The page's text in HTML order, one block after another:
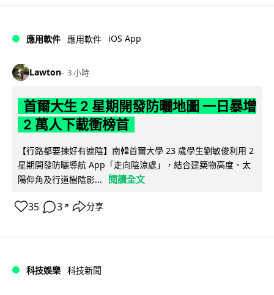
應用軟件 應用軟件 iOS App
Lawton 3 小時
首爾大生 2 星期開發防曬地圖 一日暴增
2 萬人下載衝榜首
【行路都要揀好有遮陰】南韓首爾大學 23 歲學生劉敏俊利用 2
星期開發防曬導航 App「走向陰涼處」，結合建築物高度、太
陽仰角及行道樹陰影...
閱讀全文
35 3 ↗ 分享
科技娛樂 科技新聞